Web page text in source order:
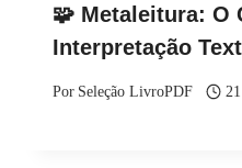
🧩 Metaleitura: O
Interpretação
Por Seleção LivroPDF